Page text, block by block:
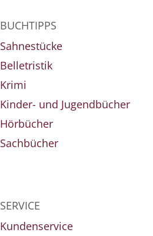
BUCHTIPPS
Sahnestücke
Belletristik
Krimi
Kinder- und Jugendbücher
Hörbücher
Sachbücher
SERVICE
Kundenservice